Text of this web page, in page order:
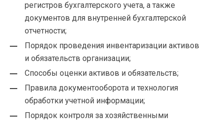
регистров бухгалтерского учета, а также
документов для внутренней бухгалтерской
отчетности;
Порядок проведения инвентаризации активов
и обязательств организации;
Способы оценки активов и обязательств;
Правила документооборота и технология
обработки учетной информации;
Порядок контроля за хозяйственными